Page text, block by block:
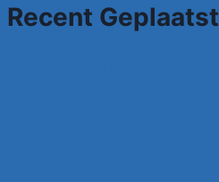
Recent Geplaatst